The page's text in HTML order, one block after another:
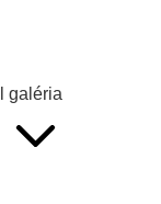
galéria